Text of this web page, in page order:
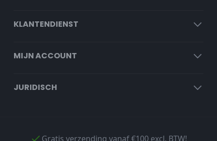
KLANTENDIENST
MIJN ACCOUNT
JURIDISCH
Gratis verzending vanaf €100 excl. BTW!